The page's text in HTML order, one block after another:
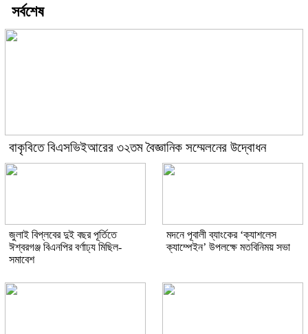
সর্বশেষ
বাকৃবিতে বিএসভিইআরের ৩২তম বৈজ্ঞানিক সম্মেলনের উদ্বোধন
জুলাই বিপ্লবের দুই বছর পূর্তিতে
ঈশ্বরগঞ্জ বিএনপির বর্ণাঢ্য মিছিল-
সমাবেশ
মদনে পূবালী ব্যাংকের ‘ক্যাশলেস
ক্যাম্পেইন’ উপলক্ষে মতবিনিময় সভা